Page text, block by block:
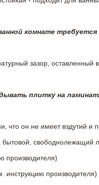
комнате
зазор,
плитку на
что он не имеет вздутий
свободнолежащий
производителя)
производителя)